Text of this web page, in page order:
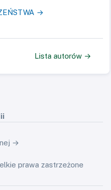
→
Lista autorów →
→
prawa zastrzeżone